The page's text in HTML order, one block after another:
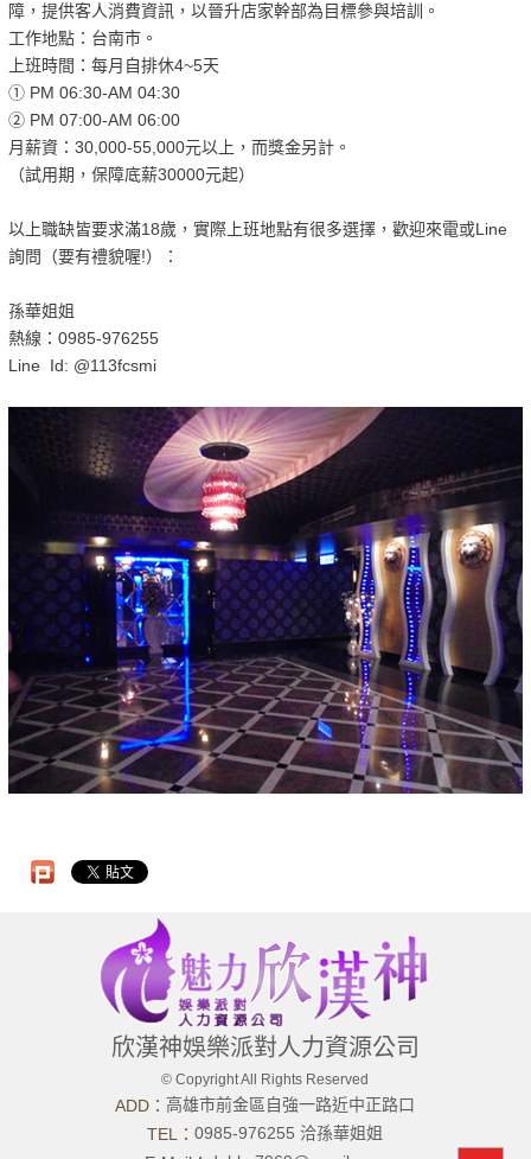
障，提供客人消費資訊，以晉升店家幹部為目標參與培訓。
工作地點：台南市。
上班時間：每月自排休4~5天
① PM 06:30-AM 04:30
② PM 07:00-AM 06:00
月薪資：30,000-55,000元以上，而獎金另計。
（試用期，保障底薪30000元起）
以上職缺皆要求滿18歲，實際上班地點有很多選擇，歡迎來電或Line
詢問（要有禮貌喔!）：
孫華姐姐
熱線：0985-976255
Line Id: @113fcsmi
欣漢神娛樂派對人力資源公司
© Copyright All Rights Reserved
ADD： 高雄市前金區自強一路近中正路口
TEL：0985-976255 洽孫華姐姐